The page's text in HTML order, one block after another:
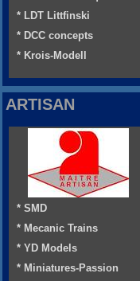
* LDT Littfinski
* DCC concepts
* Krois-Modell
ARTISAN
* SMD
* Mecanic Trains
* YD Models
* Miniatures-Passion